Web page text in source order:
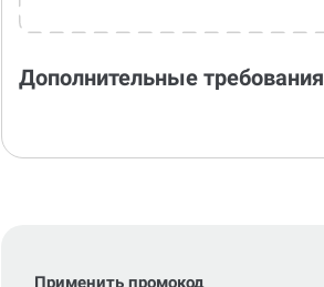
Дополнительные требования
Применить промокод